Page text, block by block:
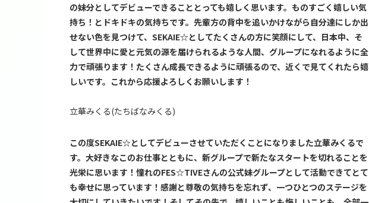
の妹分としてデビューできることとっても嬉しく思います。ものすごく嬉しい気
持ち！とドキドキの気持ちです。先輩方の背中を追いかけながら自分達にしか出
せない色を見つけて、 SEKAIE☆としてたくさんの方に笑顔にして、日本中、そ
して世界中に愛と元気の源を届けられるような人間、グループになれるように全
力で頑張ります！たくさん成長できるように頑張るので、近くで見てくれたら嬉
しいです。これから応援よろしくお願いします！
立華みくる(たちばなみくる)
この度SEKAIE☆としてデビューさせていただくことになりました立華みくるで
す。大好きなこのお仕事とともに、新グループで新たなスタートを切れることを
光栄に思います！憧れのFES☆TIVEさんの公式妹グループとして活動できてとて
も幸せに思っています！感謝と尊敬の気持ちを忘れず、一つひとつのステージを